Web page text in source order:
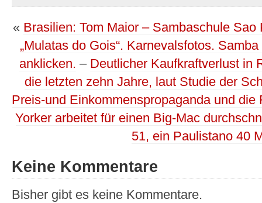
« Brasilien: Tom Maior – Sambaschule
„Mulatas do Gois“. Karnevalsfotos.
anklicken. – Deutlicher Kaufkraftverlust in
die letzten zehn Jahre, laut Studie der
Preis-und Einkommenspropaganda und die
Yorker arbeitet für einen Big-Mac
51, ein Paulistano 40
Keine Kommentare
Bisher gibt es keine Kommentare.